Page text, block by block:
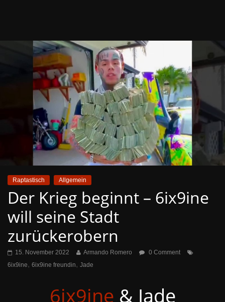
Raptastisch Allgemein
Der Krieg beginnt – 6ix9ine
will seine Stadt
zurückerobern
15. November 2022 Armando Romero
0 Comment
6ix9ine, 6ix9ine freundin, Jade
6ix9ine & Jade